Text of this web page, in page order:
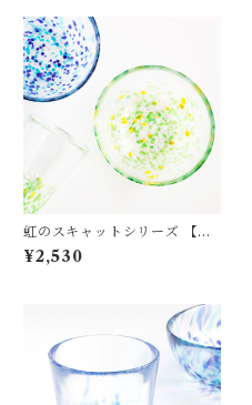
虹のスキャットシリーズ 【グ
リーン】わかくさボウル ガラ
ス 松ヶ岡ガラス
¥2,530